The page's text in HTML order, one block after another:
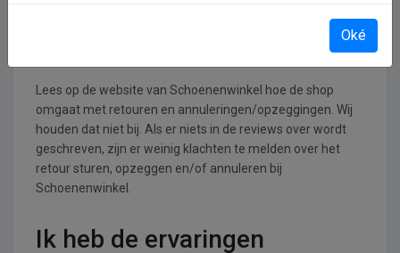
Lees op de website van Schoenenwinkel hoe de shop
omgaat met retouren en annuleringen/opzeggingen. Wij
houden dat niet bij. Als er niets in de reviews over wordt
geschreven, zijn er weinig klachten te melden over het
retour sturen, opzeggen en/of annuleren bij
Schoenenwinkel.
Ik heb de ervaringen
Oké